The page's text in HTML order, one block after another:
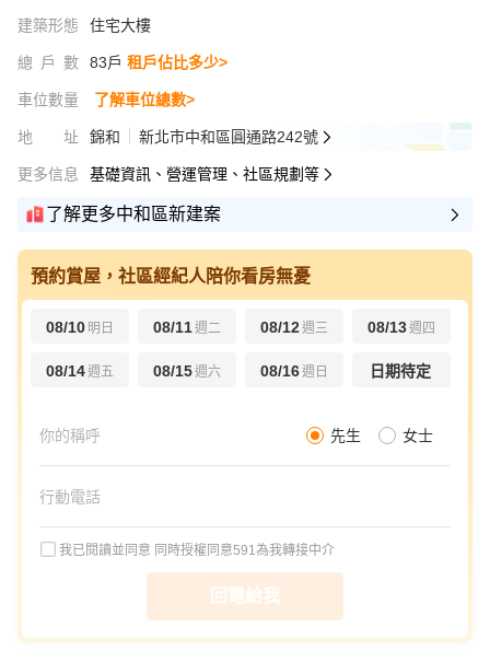
建築形態 住宅大樓
總戶數 83戶 租戶佔比多少>
車位數量 了解車位總數>
地址 錦和 新北市中和區圓通路242號
更多信息 基礎資訊、營運管理、社區規劃等
了解更多中和區新建案
預約賞屋，社區經紀人陪你看房無憂
08/10 明日 08/11週二 08/12週三 08/13週四
08/14週五 08/15週六 08/16週日 日期待定
先生 女士
我已閱讀並同意 同時授權同意591為我轉接中介
回電給我